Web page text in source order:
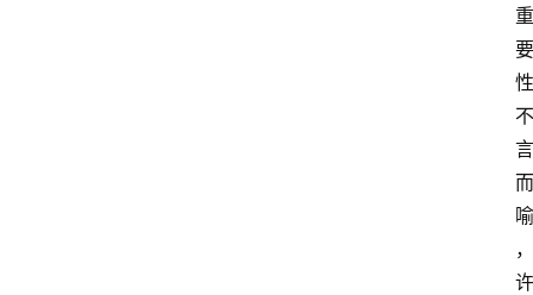
重
要
性
不
言
而
喻
，
许